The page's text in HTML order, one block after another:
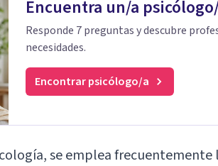
Encuentra un/a
Responde 7 preguntas y descubre
necesidades.
Encontrar psicólogo/a
se emplea frecuentemente